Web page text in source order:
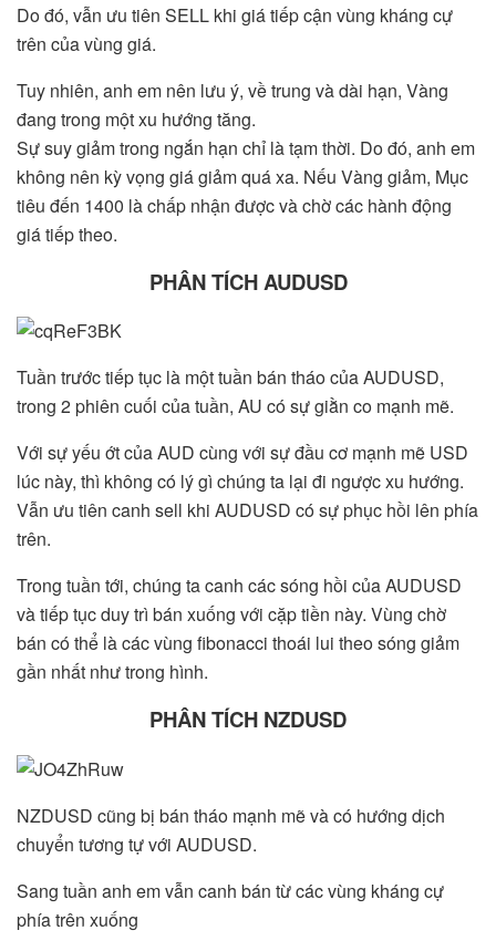
Do đó, vẫn ưu tiên SELL khi giá tiếp cận vùng kháng cự
trên của vùng giá.
Tuy nhiên, anh em nên lưu ý, về trung và dài hạn, Vàng
đang trong một xu hướng tăng.
Sự suy giảm trong ngắn hạn chỉ là tạm thời. Do đó, anh em
không nên kỳ vọng giá giảm quá xa. Nếu Vàng giảm, Mục
tiêu đến 1400 là chấp nhận được và chờ các hành động
giá tiếp theo.
PHÂN TÍCH AUDUSD
Tuần trước tiếp tục là một tuần bán tháo của AUDUSD,
trong 2 phiên cuối của tuần, AU có sự giằn co mạnh mẽ.
Với sự yếu ớt của AUD cùng với sự đầu cơ mạnh mẽ USD
lúc này, thì không có lý gì chúng ta lại đi ngược xu hướng.
Vẫn ưu tiên canh sell khi AUDUSD có sự phục hồi lên phía
trên.
Trong tuần tới, chúng ta canh các sóng hồi của AUDUSD
và tiếp tục duy trì bán xuống với cặp tiền này. Vùng chờ
bán có thể là các vùng fibonacci thoái lui theo sóng giảm
gần nhất như trong hình.
PHÂN TÍCH NZDUSD
NZDUSD cũng bị bán tháo mạnh mẽ và có hướng dịch
chuyển tương tự với AUDUSD.
Sang tuần anh em vẫn canh bán từ các vùng kháng cự
phía trên xuống